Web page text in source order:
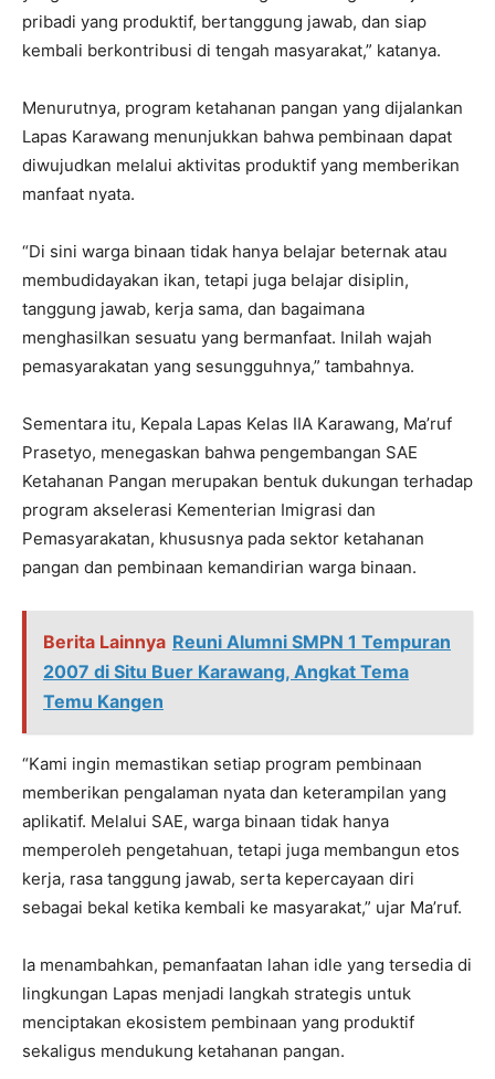
pribadi yang produktif, bertanggung jawab, dan siap
kembali berkontribusi di tengah masyarakat,” katanya.
Menurutnya, program ketahanan pangan yang dijalankan
Lapas Karawang menunjukkan bahwa pembinaan dapat
diwujudkan melalui aktivitas produktif yang memberikan
manfaat nyata.
“Di sini warga binaan tidak hanya belajar beternak atau
membudidayakan ikan, tetapi juga belajar disiplin,
tanggung jawab, kerja sama, dan bagaimana
menghasilkan sesuatu yang bermanfaat. Inilah wajah
pemasyarakatan yang sesungguhnya,” tambahnya.
Sementara itu, Kepala Lapas Kelas IIA Karawang, Ma’ruf
Prasetyo, menegaskan bahwa pengembangan SAE
Ketahanan Pangan merupakan bentuk dukungan terhadap
program akselerasi Kementerian Imigrasi dan
Pemasyarakatan, khususnya pada sektor ketahanan
pangan dan pembinaan kemandirian warga binaan.
Berita Lainnya Reuni Alumni SMPN 1 Tempuran
2007 di Situ Buer Karawang, Angkat Tema
Temu Kangen
“Kami ingin memastikan setiap program pembinaan
memberikan pengalaman nyata dan keterampilan yang
aplikatif. Melalui SAE, warga binaan tidak hanya
memperoleh pengetahuan, tetapi juga membangun etos
kerja, rasa tanggung jawab, serta kepercayaan diri
sebagai bekal ketika kembali ke masyarakat,” ujar Ma’ruf.
Ia menambahkan, pemanfaatan lahan idle yang tersedia di
lingkungan Lapas menjadi langkah strategis untuk
menciptakan ekosistem pembinaan yang produktif
sekaligus mendukung ketahanan pangan.